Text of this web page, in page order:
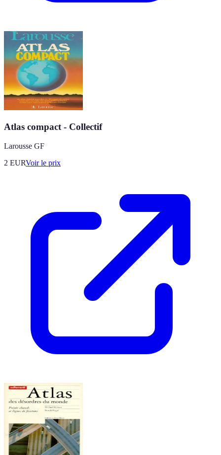
Atlas compact - Collectif
Larousse GF
2 EURVoir le prix